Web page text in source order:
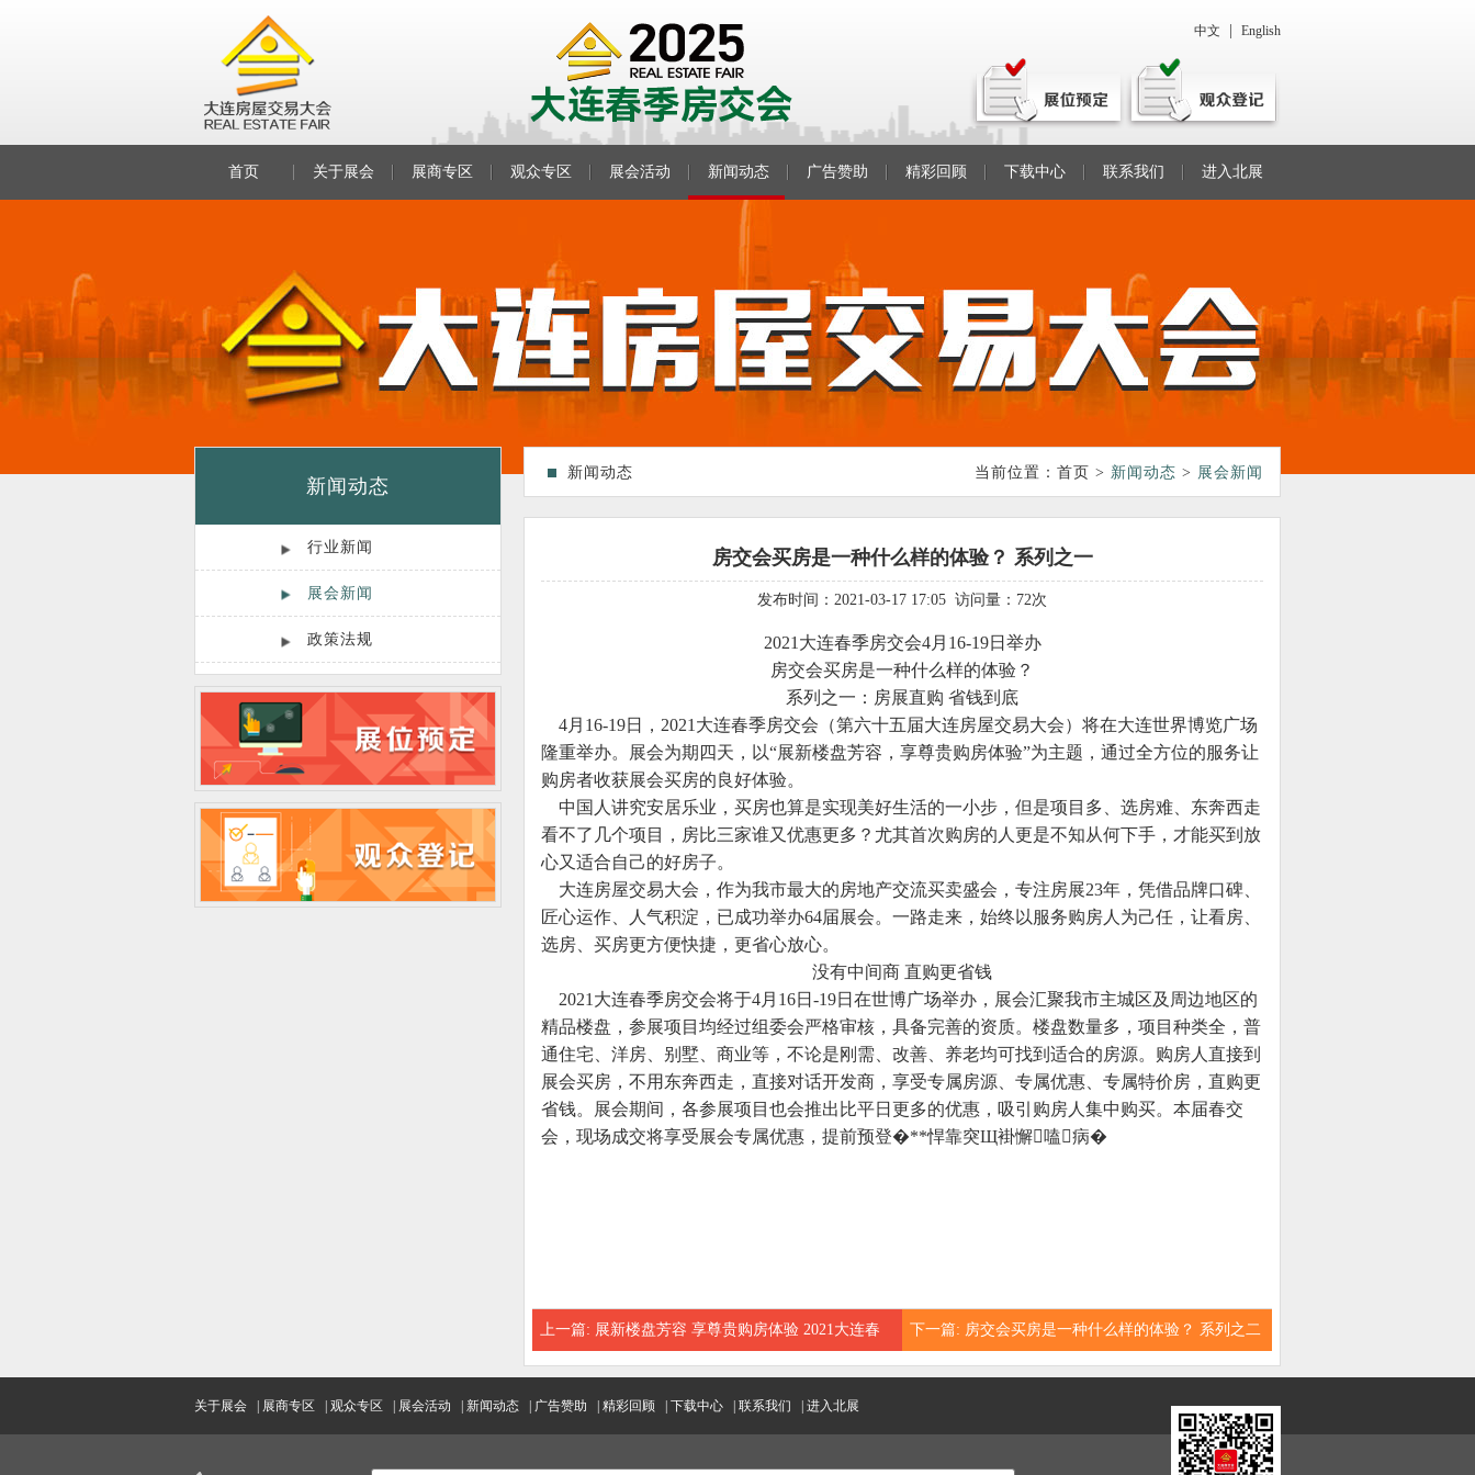
中文 English
首页 关于展会 展商专区 观众专区 展会活动 新闻动态 广告赞助 精彩回顾 下载中心 联系我们 进入北展
新闻动态
行业新闻
展会新闻
政策法规
新闻动态 当前位置： 首页 > 新闻动态 > 展会新闻
房交会买房是一种什么样的体验？ 系列之一
发布时间：2021-03-17 17:05 访问量： 72次
2021 大连春季房交会4月16-19日举办
房交会买房是一种什么样的体验？
系列之一：房展直购 省钱到底
4月16-19日，2021大连春季房交会（第六十五届大连房屋交易大会）将在大连世界博览广场
隆重举办。展会为期四天，以“展新楼盘芳容，享尊贵购房体验”为主题，通过全方位的服务让
购房者收获展会买房的良好体验。
中国人讲究安居乐业，买房也算是实现美好生活的一小步，但是项目多、选房难、东奔西走
看不了几个项目，房比三家谁又优惠更多？尤其首次购房的人更是不知从何下手，才能买到放
心又适合自己的好房子。
大连房屋交易大会，作为我市最大的房地产交流买卖盛会，专注房展23年，凭借品牌口碑、
匠心运作、人气积淀，已成功举办64届展会。一路走来，始终以服务购房人为己任，让看房、
选房、买房更方便快捷，更省心放心。
没有中间商 直购更省钱
2021大连春季房交会将于4月16日-19日在世博广场举办，展会汇聚我市主城区及周边地区的
精品楼盘，参展项目均经过组委会严格审核，具备完善的资质。楼盘数量多，项目种类全，普
通住宅、洋房、别墅、商业等，不论是刚需、改善、养老均可找到适合的房源。购房人直接到
展会买房，不用东奔西走，直接对话开发商，享受专属房源、专属优惠、专属特价房，直购更
省钱。展会期间，各参展项目也会推出比平日更多的优惠，吸引购房人集中购买。本届春交
会，现场成交将享受展会专属优惠，提前预登�**悍靠突Щ褂懈嗑病�
上一篇: 展新楼盘芳容 享尊贵购房体验 2021大连春
季房交会4月16-19日举办
下一篇: 房交会买房是一种什么样的体验？ 系列之二
关于展会 展商专区 观众专区 展会活动 新闻动态 广告赞助 精彩回顾 下载中心 联系我们 进入北展